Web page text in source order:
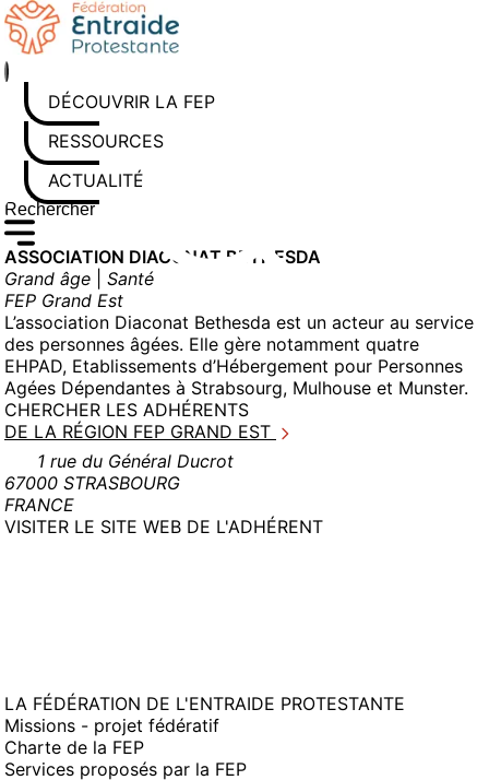
Aller
au
contenu
DÉCOUVRIR LA FEP
RESSOURCES
ACTUALITÉS
Rechercher sur le site
Saisissez au moins 3 caractères pour lancer la recherche
ASSOCIATION DIACONAT BETHESDA
Grand âge
Santé
FEP Grand Est
L’association Diaconat Bethesda est un acteur au service
des personnes âgées. Elle gère notamment quatre
EHPAD, Etablissements d’Hébergement pour Personnes
Agées Dépendantes à Strabsourg, Mulhouse et Munster.
CHERCHER LES ADHÉRENTS
DE LA RÉGION FEP GRAND EST
1 rue du Général Ducrot
67000 STRASBOURG
FRANCE
VISITER LE SITE WEB DE L'ADHÉRENT(NOUVELLE
LA FÉDÉRATION DE L'ENTRAIDE PROTESTANTE
Missions - projet fédératif
Charte de la FEP
Services proposés par la FEP